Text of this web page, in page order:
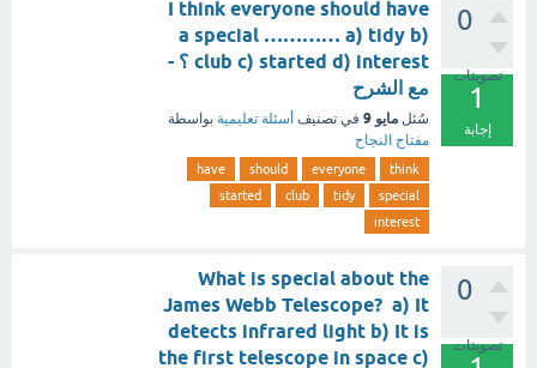
0
تصويتات
1
إجابة
I think everyone should have
a special ………… a) tidy b)
club c) started d) interest ؟ -
مع الشرح
سُئل مايو 9 في تصنيف أسئلة تعليمية بواسطة
مفتاح النجاح
think
everyone
should
have
special
tidy
club
started
interest
0
تصويتات
What is special about the
James Webb Telescope? a) It
detects infrared light b) It is
the first telescope in space c)